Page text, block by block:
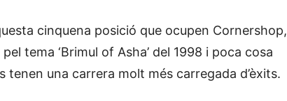
cinquena posició que ocupen Cornershop,
tema ‘Brimul of Asha’ del 1998 i poca cosa
tenen una carrera molt més carregada d’èxits.